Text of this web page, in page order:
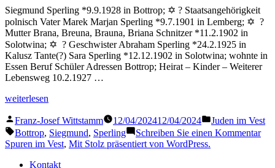
Siegmund Sperling *9.9.1928 in Bottrop; ✡ ? Staatsangehörigkeit
polnisch Vater Marek Marjan Sperling *9.7.1901 in Lemberg; ✡ ?
Mutter Brana, Breuna, Brauna, Briana Schnitzer *11.2.1902 in
Solotwina; ✡ ? Geschwister Abraham Sperling *24.2.1925 in
Kalusz Tante(?) Sara Sperling *12.12.1902 in Solotwina; wohnte in
Essen Beruf Schüler Adressen Bottrop; Heirat – Kinder – Weiterer
Lebensweg 10.2.1927 …
„Sperling
weiterlesen
Veröffentlicht
von
Franz-Josef Wittstamm 12/04/202412/04/2024
Veröffentlicht
in
Juden im Vest
Schlagwörter:
Bottrop, Siegmund, Sperling Schreiben Sie einen Kommentarzu
Spuren im Vest, Mit Stolz präsentiert von WordPress.
Kontakt